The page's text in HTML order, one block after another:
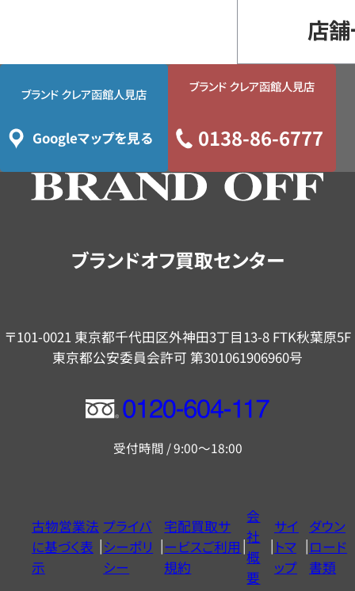
店
ブランド クレア函館人見店
Googleマップを見る
ブランド クレア函館人見店
0138-86-6777
ブランドオフ買取センター
〒101-0021 東京都千代田区外神田3丁目13-8 FTK秋葉原5F
東京都公安委員会許可 第301061906960号
フ
ー
ヤ
ル
0120604117
受付時間 / 9:00～18:00
古物営業法
に基づく表
示
プライバ
シーポリ
シー
宅配買取サ
ービスご利用
規約
会
社
概
要
サイ
トマ
ップ
ダウン
ロード
書類